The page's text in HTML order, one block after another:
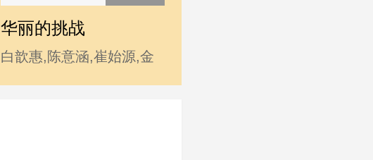
华丽的挑战
白歆惠,陈意涵,崔始源,金
勤,李东海,许玮甯